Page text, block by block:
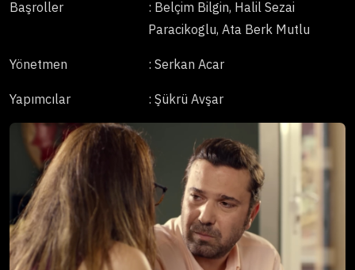
Başroller
: Belçim Bilgin, Halil Sezai
Paracikoglu, Ata Berk Mutlu
Yönetmen : Serkan Acar
Yapımcılar : Şükrü Avşar